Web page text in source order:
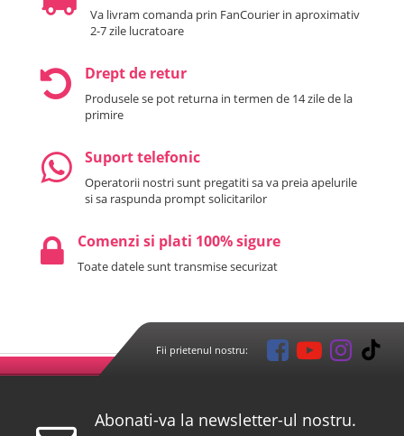
Va livram comanda prin FanCourier in aproximativ
2-7 zile lucratoare
Drept de retur
Produsele se pot returna in termen de 14 zile de la
primire
Suport telefonic
Operatorii nostri sunt pregatiti sa va preia apelurile
si sa raspunda prompt solicitarilor
Comenzi si plati 100% sigure
Toate datele sunt transmise securizat
Fii prietenul nostru:
Abonati-va la newsletter-ul nostru.